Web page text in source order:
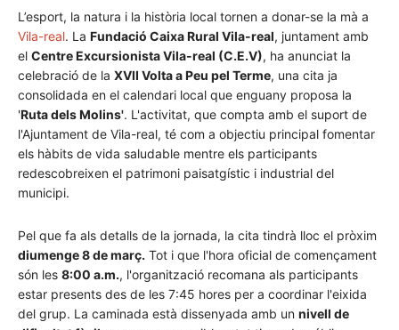
L’esport, la natura i la història local tornen a donar-se la mà a
Vila-real. La Fundació Caixa Rural Vila-real, juntament amb
el Centre Excursionista Vila-real (C.E.V), ha anunciat la
celebració de la XVII Volta a Peu pel Terme, una cita ja
consolidada en el calendari local que enguany proposa la
'Ruta dels Molins'. L'activitat, que compta amb el suport de
l'Ajuntament de Vila-real, té com a objectiu principal fomentar
els hàbits de vida saludable mentre els participants
redescobreixen el patrimoni paisatgístic i industrial del
municipi.
Pel que fa als detalls de la jornada, la cita tindrà lloc el pròxim
diumenge 8 de març. Tot i que l'hora oficial de començament
són les 8:00 a.m., l'organització recomana als participants
estar presents des de les 7:45 hores per a coordinar l'eixida
del grup. La caminada està dissenyada amb un nivell de